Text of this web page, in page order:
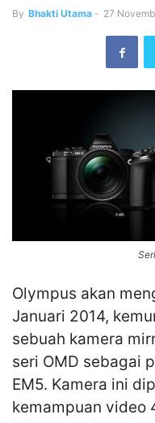
By Bhakti Utama - 27
Olympus akan
Januari 2014,
sebuah kamera
seri OMD sebagai
EM5. Kamera ini
kemampuan video